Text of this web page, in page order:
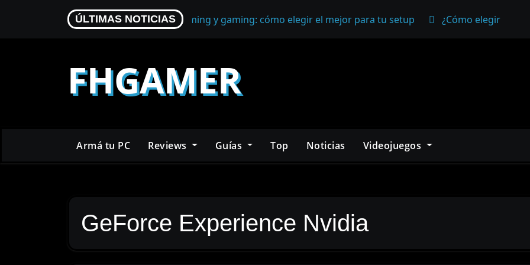
ÚLTIMAS NOTICIAS
Micrófono para streaming y gaming: cómo elegir el mejor para tu setup ¿Cómo elegir un
FHGAMER
Armá tu PC Reviews Guías Top Noticias Videojuegos
GeForce Experience Nvidia